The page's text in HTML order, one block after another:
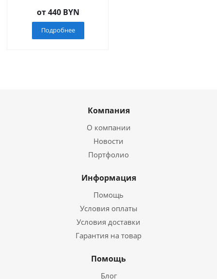
от440 BYN
Подробнее
Компания
О компании
Новости
Портфолио
Информация
Помощь
Условия оплаты
Условия доставки
Гарантия на товар
Помощь
Блог